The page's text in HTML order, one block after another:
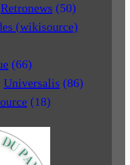
Retronews (50)
(wikisource)
(66)
Universalis (86)
(18)